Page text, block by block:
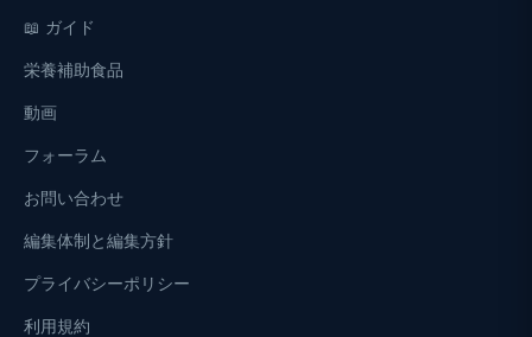
📖 ガイド
栄養補助食品
動画
フォーラム
お問い合わせ
編集体制と編集方針
プライバシーポリシー
利用規約